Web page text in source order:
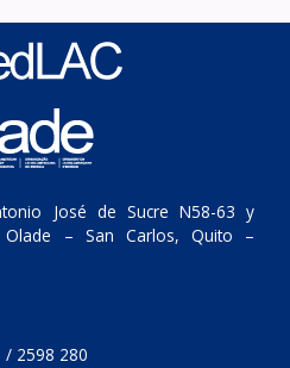
José de Sucre N58-63 y
Olade – San Carlos, Quito –
/ 2598 280